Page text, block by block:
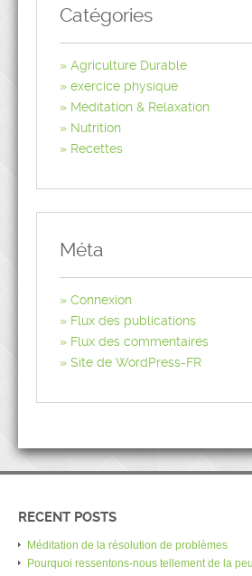
Catégories
Agriculture Durable
exercice physique
Méditation & Relaxation
Nutrition
Recettes
Méta
Connexion
Flux des publications
Flux des commentaires
Site de WordPress-FR
RECENT POSTS
Méditation de la résolution de problèmes
Pourquoi ressentons-nous tellement de la